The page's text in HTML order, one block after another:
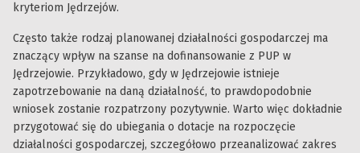
kryteriom Jędrzejów.
Często także rodzaj planowanej działalności gospodarczej ma
znaczący wpływ na szanse na dofinansowanie z PUP w
Jędrzejowie. Przykładowo, gdy w Jędrzejowie istnieje
zapotrzebowanie na daną działalność, to prawdopodobnie
wniosek zostanie rozpatrzony pozytywnie. Warto więc dokładnie
przygotować się do ubiegania o dotacje na rozpoczęcie
działalności gospodarczej, szczegółowo przeanalizować zakres